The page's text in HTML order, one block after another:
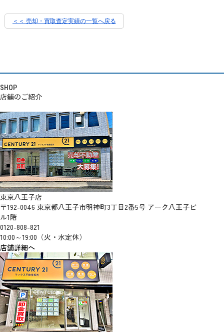
＜＜ 売却・買取査定実績の一覧へ戻る
SHOP
店舗のご紹介
東京八王子店
〒192-0046 東京都八王子市明神町3丁目2番5号 アーク八王子ビ
ル1階
0120-808-821
10:00～19:00（火・水定休）
店舗詳細へ